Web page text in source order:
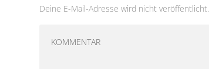
Deine E-Mail-Adresse wird nicht veröffentlicht.